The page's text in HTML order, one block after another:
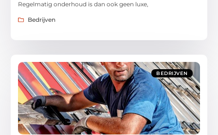
Regelmatig onderhoud is dan ook geen luxe,
Bedrijven
BEDRIJVEN